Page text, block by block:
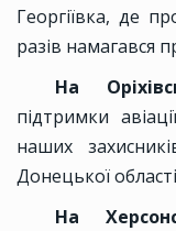
Георгіївка, де
разів намагався
На
підтримки
наших
Донецької
На